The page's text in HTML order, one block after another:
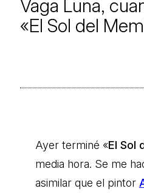
Vaga Luna,
«El Sol del
Ayer terminé «El Sol
media hora. Se me
asimilar que el pintor